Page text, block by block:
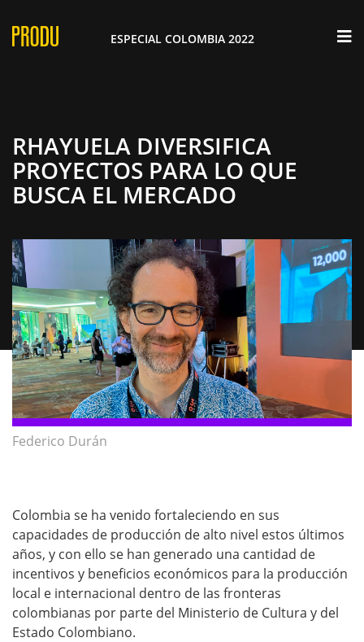
ESPECIAL COLOMBIA 2022
RHAYUELA DIVERSIFICA
PROYECTOS PARA LO QUE
BUSCA EL MERCADO
Federico Durán
Colombia se ha venido fortaleciendo en sus
capacidades de producción de alto nivel estos últimos
años, y con ello se han generado una cantidad de
incentivos y beneficios económicos para la producción
local e internacional dentro de las fronteras
colombianas por parte del Ministerio de Cultura y del
Estado Colombiano.